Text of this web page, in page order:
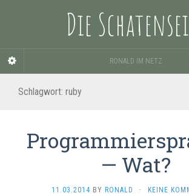
Die
RONALD IM NETZ
Schlagwort: ruby
— Wat?
11.03.2014 BY RONALD · KEINE